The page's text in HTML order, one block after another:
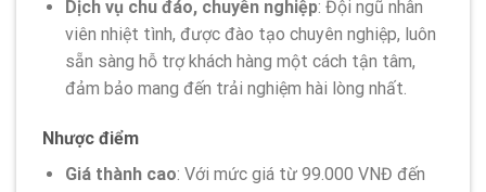
Dịch vụ chu đáo, chuyên nghiệp: Đội ngũ nhân
viên nhiệt tình, được đào tạo chuyên nghiệp, luôn
sẵn sàng hỗ trợ khách hàng một cách tận tâm,
đảm bảo mang đến trải nghiệm hài lòng nhất.
Nhược điểm
Giá thành cao: Với mức giá từ 99.000 VNĐ đến